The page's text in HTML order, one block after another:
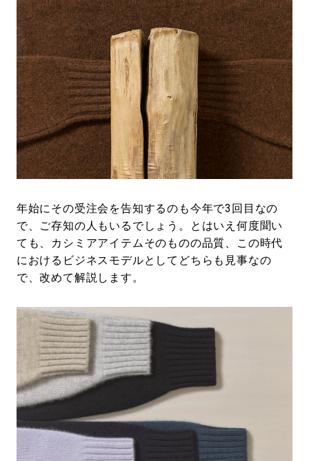
年始にその受注会を告知するのも今年で3回目なの
で、ご存知の人もいるでしょう。とはいえ何度聞い
ても、カシミアアイテムそのものの品質、この時代
におけるビジネスモデルとしてどちらも見事なの
で、改めて解説します。